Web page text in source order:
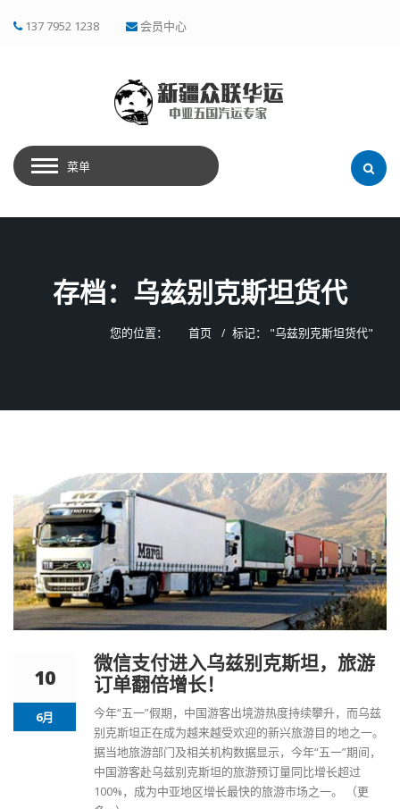
137 7952 1238 会员中心
菜单
存档：乌兹别克斯坦货代
您的位置： 首页 标记： "乌兹别克斯坦货代"
10
6月
微信支付进入乌兹别克斯坦，旅游
订单翻倍增长！
今年“五一”假期，中国游客出境游热度持续攀升，而乌兹
别克斯坦正在成为越来越受欢迎的新兴旅游目的地之一。
据当地旅游部门及相关机构数据显示，今年“五一”期间，
中国游客赴乌兹别克斯坦的旅游预订量同比增长超过
100%，成为中亚地区增长最快的旅游市场之一。
（更